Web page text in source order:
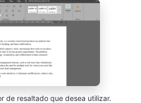
de resaltado que desea utilizar.